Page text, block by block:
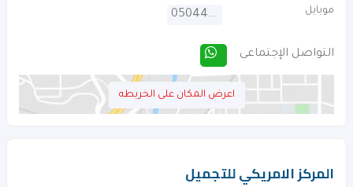
موبايل 0504430009
التواصل الإجتماعى
اعرض المكان على الخريطه
المركز الامريكي للتجميل